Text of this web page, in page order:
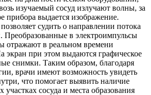
изучаемый сосуд излучают волны, за
прибора выдается изображение.
судить о направлении потока
Преобразованные в электроимпульсы
отражают в реальном времени
экран при этом выдаются графическое
снимки. Таким образом, благодаря
врачи имеют возможность увидеть
что помогает выявить наличие
участках сосуда и места образования